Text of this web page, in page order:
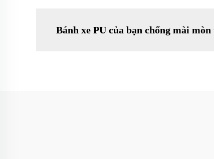
Bánh xe PU của bạn chống mài